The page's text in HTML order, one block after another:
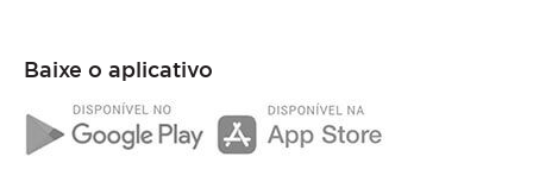
Baixe o aplicativo